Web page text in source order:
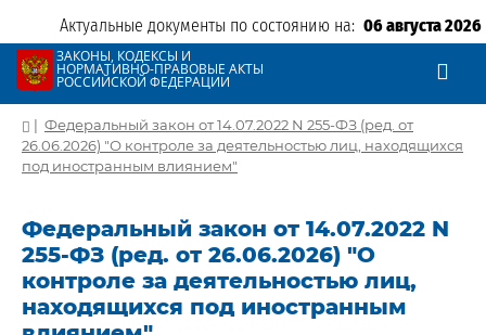
Актуальные документы по состоянию на: 06 августа 2026
ЗАКОНЫ, КОДЕКСЫ И
НОРМАТИВНО-ПРАВОВЫЕ АКТЫ
РОССИЙСКОЙ ФЕДЕРАЦИИ
| Федеральный закон от 14.07.2022 N 255-ФЗ (ред. от
26.06.2026) "О контроле за деятельностью лиц, находящихся
под иностранным влиянием"
Федеральный закон от 14.07.2022 N
255-ФЗ (ред. от 26.06.2026) "О
контроле за деятельностью лиц,
находящихся под иностранным